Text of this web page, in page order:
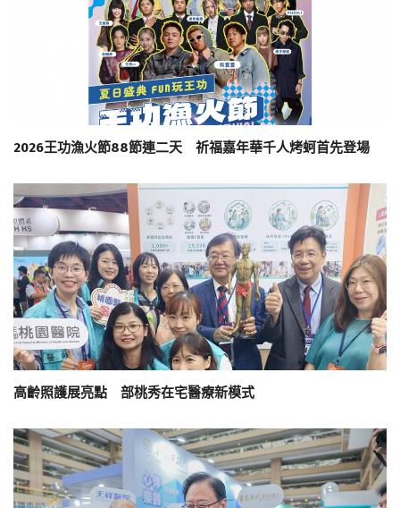
2026王功漁火節88節連二天 祈福嘉年華千人烤蚵首先登場
高齡照護展亮點 部桃秀在宅醫療新模式